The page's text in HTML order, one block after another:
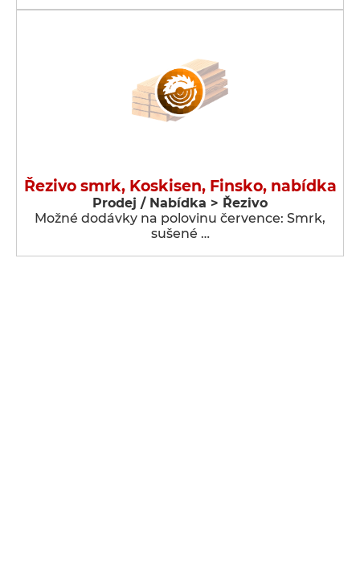
Řezivo smrk, Koskisen, Finsko, nabídka
Prodej / Nabídka > Řezivo
Možné dodávky na polovinu července: Smrk,
sušené …